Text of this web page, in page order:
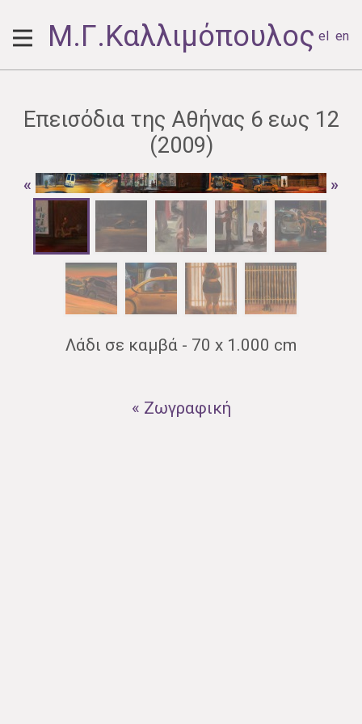
Μ.Γ.Καλλιμόπουλος el en
Επεισόδια της Αθήνας 6 εως 12
(2009)
« »
Λάδι σε καμβά - 70 x 1.000 cm
« Ζωγραφική